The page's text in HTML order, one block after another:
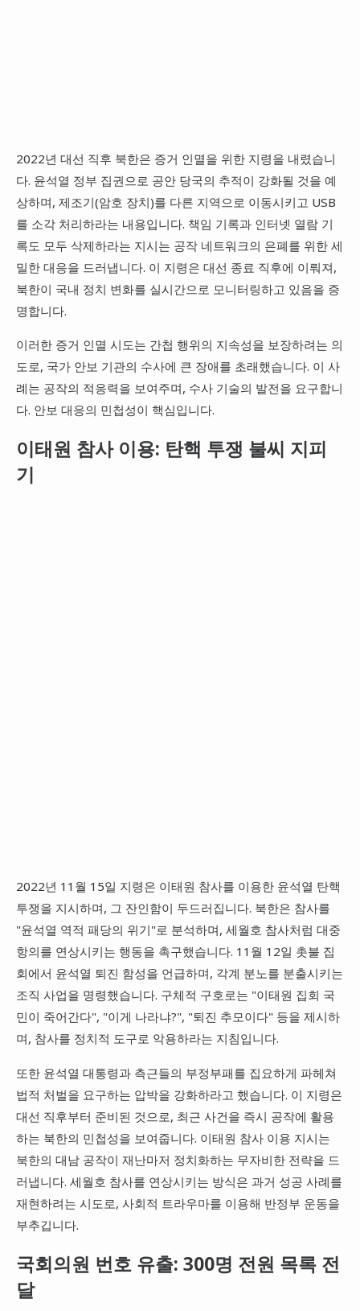
2022년 대선 직후 북한은 증거 인멸을 위한 지령을 내렸습니
다. 윤석열 정부 집권으로 공안 당국의 추적이 강화될 것을 예
상하며, 제조기(암호 장치)를 다른 지역으로 이동시키고 USB
를 소각 처리하라는 내용입니다. 책임 기록과 인터넷 열람 기
록도 모두 삭제하라는 지시는 공작 네트워크의 은폐를 위한 세
밀한 대응을 드러냅니다. 이 지령은 대선 종료 직후에 이뤄져,
북한이 국내 정치 변화를 실시간으로 모니터링하고 있음을 증
명합니다.
이러한 증거 인멸 시도는 간첩 행위의 지속성을 보장하려는 의
도로, 국가 안보 기관의 수사에 큰 장애를 초래했습니다. 이 사
례는 공작의 적응력을 보여주며, 수사 기술의 발전을 요구합니
다. 안보 대응의 민첩성이 핵심입니다.
이태원 참사 이용: 탄핵 투쟁 불씨 지피
기
2022년 11월 15일 지령은 이태원 참사를 이용한 윤석열 탄핵
투쟁을 지시하며, 그 잔인함이 두드러집니다. 북한은 참사를
"윤석열 역적 패당의 위기"로 분석하며, 세월호 참사처럼 대중
항의를 연상시키는 행동을 촉구했습니다. 11월 12일 촛불 집
회에서 윤석열 퇴진 함성을 언급하며, 각계 분노를 분출시키는
조직 사업을 명령했습니다. 구체적 구호로는 "이태원 집회 국
민이 죽어간다", "이게 나라냐?", "퇴진 추모이다" 등을 제시하
며, 참사를 정치적 도구로 악용하라는 지침입니다.
또한 윤석열 대통령과 측근들의 부정부패를 집요하게 파헤쳐
법적 처벌을 요구하는 압박을 강화하라고 했습니다. 이 지령은
대선 직후부터 준비된 것으로, 최근 사건을 즉시 공작에 활용
하는 북한의 민첩성을 보여줍니다. 이태원 참사 이용 지시는
북한의 대남 공작이 재난마저 정치화하는 무자비한 전략을 드
러냅니다. 세월호 참사를 연상시키는 방식은 과거 성공 사례를
재현하려는 시도로, 사회적 트라우마를 이용해 반정부 운동을
부추깁니다.
국회의원 번호 유출: 300명 전원 목록 전
달